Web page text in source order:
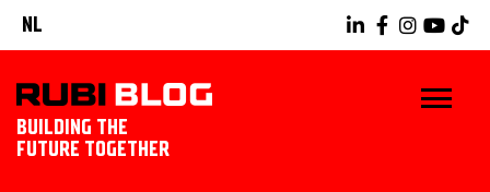
NL
BUILDING THE
FUTURE TOGETHER